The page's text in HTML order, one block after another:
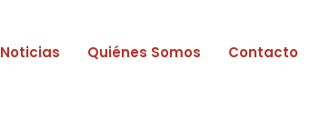
Noticias Quiénes Somos Contacto